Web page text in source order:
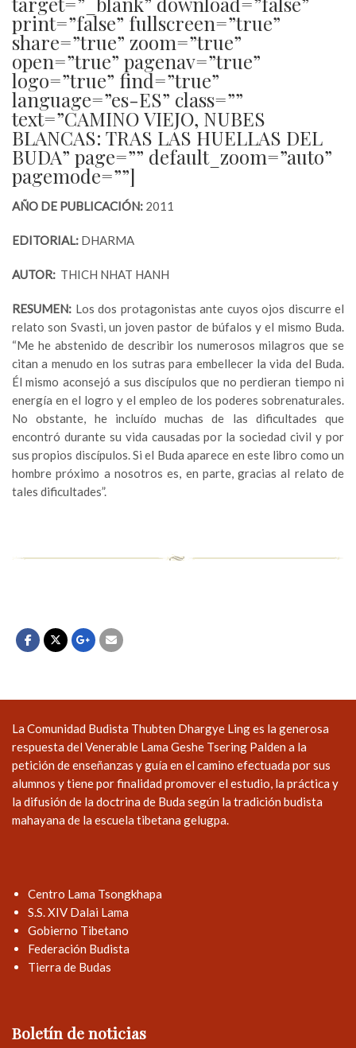
print=”false” fullscreen=”true”
share=”true” zoom=”true”
open=”true” pagenav=”true”
logo=”true” find=”true”
language=”es-ES” class=””
text=”CAMINO VIEJO, NUBES
BLANCAS: TRAS LAS HUELLAS DEL
BUDA” page=”” default_zoom=”auto”
pagemode=””]
AÑO DE PUBLICACIÓN: 2011
EDITORIAL: DHARMA
AUTOR: THICH NHAT HANH
RESUMEN: Los dos protagonistas ante cuyos ojos discurre el
relato son Svasti, un joven pastor de búfalos y el mismo Buda.
“Me he abstenido de describir los numerosos milagros que se
citan a menudo en los sutras para embellecer la vida del Buda.
Él mismo aconsejó a sus discípulos que no perdieran tiempo ni
energía en el logro y el empleo de los poderes sobrenaturales.
No obstante, he incluído muchas de las dificultades que
encontró durante su vida causadas por la sociedad civil y por
sus propios discípulos. Si el Buda aparece en este libro como un
hombre próximo a nosotros es, en parte, gracias al relato de
tales dificultades”.
La Comunidad Budista Thubten Dhargye Ling es la generosa
respuesta del Venerable Lama Geshe Tsering Palden a la
petición de enseñanzas y guía en el camino efectuada por sus
alumnos y tiene por finalidad promover el estudio, la práctica y
la difusión de la doctrina de Buda según la tradición budista
mahayana de la escuela tibetana gelugpa.
Centro Lama Tsongkhapa
S.S. XIV Dalai Lama
Gobierno Tibetano
Federación Budista
Tierra de Budas
Boletín de noticias